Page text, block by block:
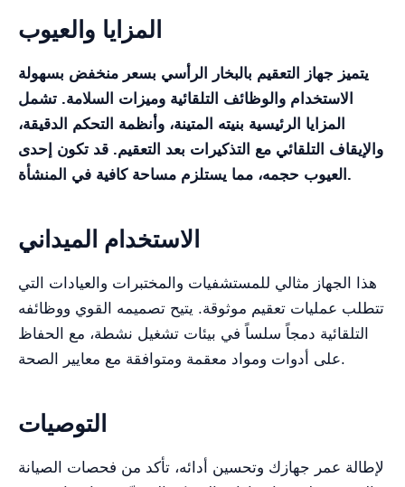
المزايا والعيوب
يتميز جهاز التعقيم بالبخار الرأسي بسعر منخفض بسهولة
الاستخدام والوظائف التلقائية وميزات السلامة. تشمل
المزايا الرئيسية بنيته المتينة، وأنظمة التحكم الدقيقة،
والإيقاف التلقائي مع التذكيرات بعد التعقيم. قد تكون إحدى
العيوب حجمه، مما يستلزم مساحة كافية في المنشأة.
الاستخدام الميداني
هذا الجهاز مثالي للمستشفيات والمختبرات والعيادات التي
تتطلب عمليات تعقيم موثوقة. يتيح تصميمه القوي ووظائفه
التلقائية دمجاً سلساً في بيئات تشغيل نشطة، مع الحفاظ
على أدوات ومواد معقمة ومتوافقة مع معايير الصحة.
التوصيات
لإطالة عمر جهازك وتحسين أدائه، تأكد من فحصات الصيانة